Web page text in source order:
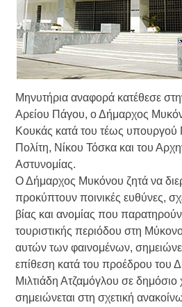
Μηνυτήρια αναφορά κατέθεσε
Αρείου Πάγου, ο Δήμαρχος
Κουκάς κατά του τέως υπουργού
Πολίτη, Νίκου Τόσκα και του
Αστυνομίας.
Ο Δήμαρχος Μυκόνου ζητά να
προκύπτουν ποινικές ευθύνες,
βίας και ανομίας που
τουριστικής περιόδου στη
αυτών των φαινομένων,
επίθεση κατά του προέδρου του
Μιλτιάδη Ατζαμόγλου σε
σημειώνεται στη σχετική